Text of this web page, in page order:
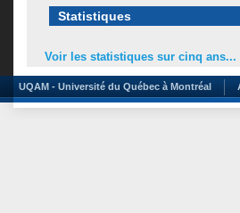
Statistiques
Voir les statistiques sur cinq ans...
UQAM - Université du Québec à Montréal